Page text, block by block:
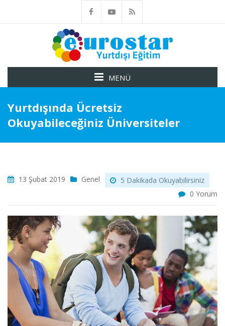
MENÜ
Yurtdışında Ücretsiz
Okuyabileceğiniz Üniversiteler
13 Şubat 2019 Genel
5 Dakikada Okuyabilirsiniz
0 Yorum